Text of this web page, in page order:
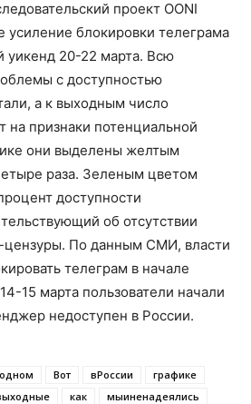
проект OONI
усиление блокировки телеграма
уикенд 20-22 марта. Всю
с доступностью
а к выходным число
на признаки потенциальной
они выделены желтым
раза. Зеленым цветом
доступности
об отсутствии
цензуры. По данным СМИ, власти
телеграм в начале
15 марта пользователи начали
недоступен в России.
Вот вРоссии
графике
как
мыиненадеялись